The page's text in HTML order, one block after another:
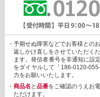
3. 個人情報の提供
あらかじめご本人様からご
られている場合を除き、個
しません。
しかしながら、お客様がク
合に限り、カード発行会社
ュア2.0」のために、お客
代行会社：GMOペイメン
報を開示し、本人認証を行
・金額など、決済に関する
・予期せぬ障害などでお客様との
返しかけ直しをさせていただくた
ます。発信者番号を非通知に設
をダイヤルして「186-0120-
力をお願いいたします。
・ 商品名 と 品番をご確認のうえお
ただけます。